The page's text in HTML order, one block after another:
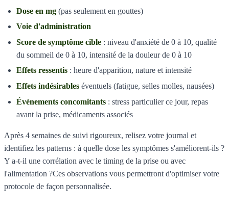
Dose en mg (pas seulement en gouttes)
Voie d'administration
Score de symptôme cible : niveau d'anxiété de 0 à 10, qualité
du sommeil de 0 à 10, intensité de la douleur de 0 à 10
Effets ressentis : heure d'apparition, nature et intensité
Effets indésirables éventuels (fatigue, selles molles, nausées)
Événements concomitants : stress particulier ce jour, repas
avant la prise, médicaments associés
Après 4 semaines de suivi rigoureux, relisez votre journal et
identifiez les patterns : à quelle dose les symptômes s'améliorent-ils ?
Y a-t-il une corrélation avec le timing de la prise ou avec
l'alimentation ?Ces observations vous permettront d'optimiser votre
protocole de façon personnalisée.